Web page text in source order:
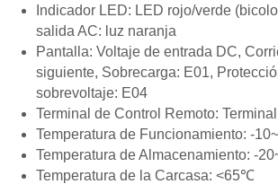
Indicador LED: LED rojo/verde
salida AC: luz naranja
Pantalla: Voltaje de entrada DC,
siguiente, Sobrecarga: E01,
sobrevoltaje: E04
Terminal de Control Remoto:
Temperatura de Funcionamiento: -
Temperatura de Almacenamiento: -
Temperatura de la Carcasa: <65℃